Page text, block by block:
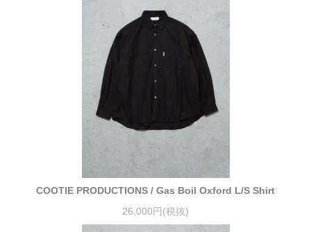
COOTIE PRODUCTIONS / Gas Boil Oxford L/S Shirt
26,000円(税抜)